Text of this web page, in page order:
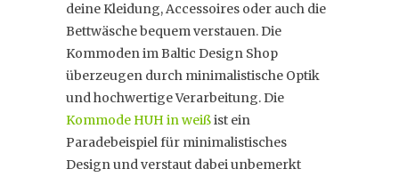
deine Kleidung, Accessoires oder auch die
Bettwäsche bequem verstauen. Die
Kommoden im Baltic Design Shop
überzeugen durch minimalistische Optik
und hochwertige Verarbeitung. Die
Kommode HUH in weißist ein
Paradebeispiel für minimalistisches
Design und verstaut dabei unbemerkt